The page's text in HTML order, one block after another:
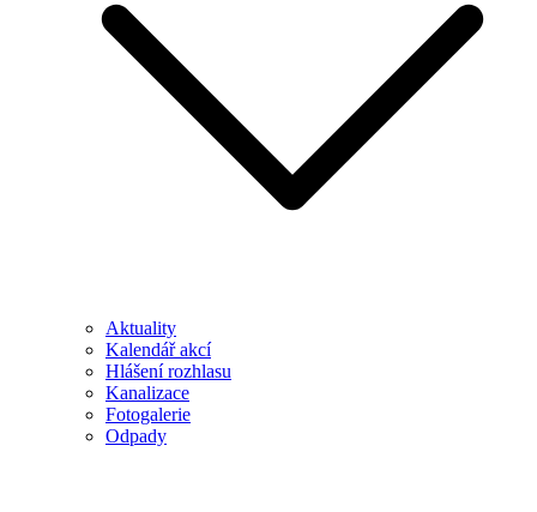
Aktuality
Kalendář akcí
Hlášení rozhlasu
Kanalizace
Fotogalerie
Odpady